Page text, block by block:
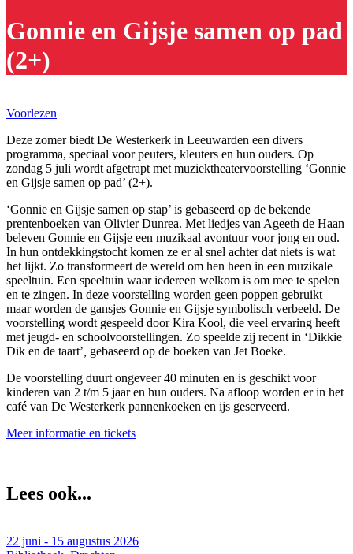
Gonnie en Gijsje samen op pad
(2+)
Voorlezen
Deze zomer biedt De Westerkerk in Leeuwarden een divers
programma, speciaal voor peuters, kleuters en hun ouders. Op
zondag 5 juli wordt afgetrapt met muziektheatervoorstelling ‘Gonnie
en Gijsje samen op pad’ (2+).
‘Gonnie en Gijsje samen op stap’ is gebaseerd op de bekende
prentenboeken van Olivier Dunrea. Met liedjes van Ageeth de Haan
beleven Gonnie en Gijsje een muzikaal avontuur voor jong en oud.
In hun ontdekkingstocht komen ze er al snel achter dat niets is wat
het lijkt. Zo transformeert de wereld om hen heen in een muzikale
speeltuin. Een speeltuin waar iedereen welkom is om mee te spelen
en te zingen. In deze voorstelling worden geen poppen gebruikt
maar worden de gansjes Gonnie en Gijsje symbolisch verbeeld. De
voorstelling wordt gespeeld door Kira Kool, die veel ervaring heeft
met jeugd- en schoolvoorstellingen. Zo speelde zij recent in ‘Dikkie
Dik en de taart’ gebaseerd op de boeken van Jet Boeke.
De voorstelling duurt ongeveer 40 minuten en is geschikt voor
kinderen van 2 t/m 5 jaar en hun ouders. Na afloop worden er in het
café van De Westerkerk pannenkoeken en ijs geserveerd.
Meer informatie en tickets
Lees ook...
22 juni - 15 augustus 2026